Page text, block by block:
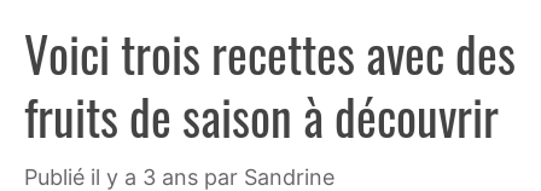
Voici trois recettes avec des
fruits de saison à découvrir
publié il y a 3 ans par Sandrine